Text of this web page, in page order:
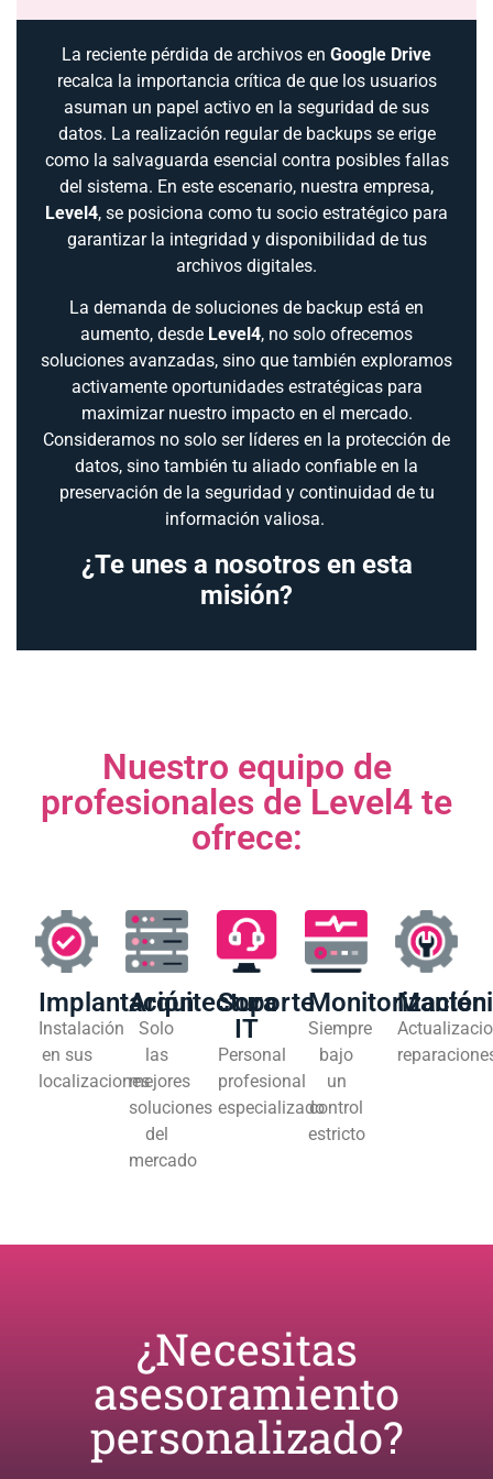
La reciente pérdida de archivos en Google Drive
recalca la importancia crítica de que los usuarios
asuman un papel activo en la seguridad de sus
datos. La realización regular de backups se erige
como la salvaguarda esencial contra posibles fallas
del sistema. En este escenario, nuestra empresa,
Level4, se posiciona como tu socio estratégico para
garantizar la integridad y disponibilidad de tus
archivos digitales.
La demanda de soluciones de backup está en
aumento, desde Level4, no solo ofrecemos
soluciones avanzadas, sino que también exploramos
activamente oportunidades estratégicas para
maximizar nuestro impacto en el mercado.
Consideramos no solo ser líderes en la protección de
datos, sino también tu aliado confiable en la
preservación de la seguridad y continuidad de tu
información valiosa.
¿Te unes a nosotros en esta
misión?
Nuestro equipo de
profesionales de Level4 te
ofrece:
Implantación
Instalación
en sus
localizaciones
Arquitectura
Solo
las
mejores
soluciones
del
mercado
Soporte
IT
Personal
profesional
especializado
Monitorización
Siempre
bajo
un
control
estricto
¿Necesitas
asesoramiento
personalizado?​